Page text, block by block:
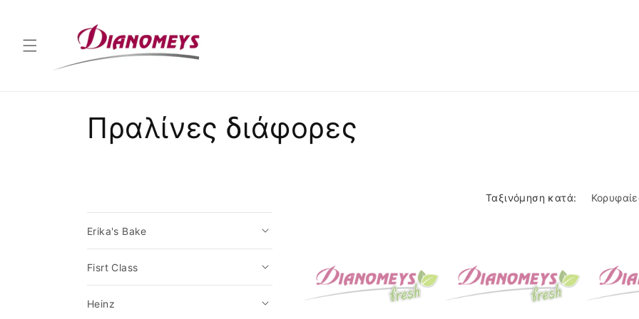
περιεχόμενο
Σ
λ
ο
Πραλίνες διάφορες
Ταξινόμηση κατά:
Erika's Bake
Fisrt Class
Heinz